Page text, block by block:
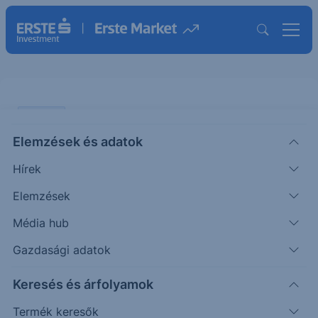
Elemzések és adatok
Hírek
Elemzések
Média hub
Gazdasági adatok
Keresés és árfolyamok
Termék keresők
Linde stop-ot
A Linde árfolyama már több mint 3%-ot
emelkedett legutóbbi vételi javaslatunk